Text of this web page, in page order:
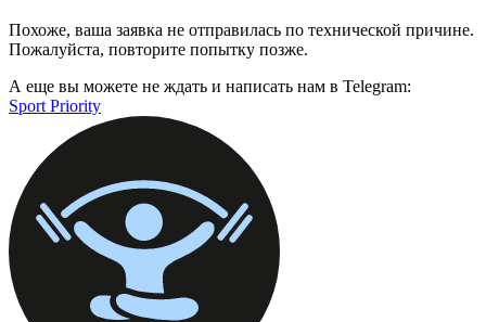
Похоже, ваша заявка не отправилась по технической причине.
Пожалуйста, повторите попытку позже.
А еще вы можете не ждать и написать нам в Telegram:
Sport Priority